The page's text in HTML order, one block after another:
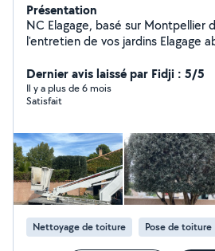
Présentation
NC Elagage, basé sur Montpellier
l'entretien de vos jardins Elagage
de jardin. Taille d'arbre fruitier.
Dernier avis laissé par Fidji : 5/5
Il y a plus de 6 mois
Satisfait
Nettoyage de toiture Pose de toiture